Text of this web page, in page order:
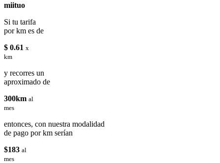
miituo
Si tu tarifa
por km es de
$ 0.61 x
km
y recorres un
aproximado de
300km al
mes
entonces, con nuestra modalidad
de pago por km serían
$183 al
mes